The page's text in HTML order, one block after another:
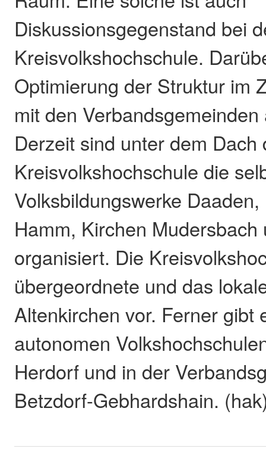
Diskussionsgegenstand bei
Kreisvolkshochschule.
Optimierung der Struktur im
mit den
Derzeit sind unter dem Dach
Kreisvolkshochschule die
Volksbildungswerke
Hamm, Kirchen Mudersbach
organisiert. Die
übergeordnete und das
Altenkirchen vor. Ferner gibt
autonomen
Herdorf und in der
Betzdorf-Gebhardshain.